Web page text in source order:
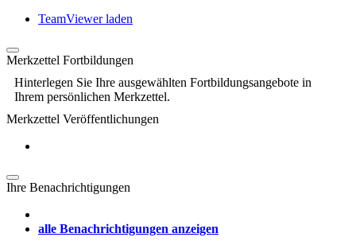
TeamViewer laden
Merkzettel Fortbildungen
Hinterlegen Sie Ihre ausgewählten Fortbildungsangebote in
Ihrem persönlichen Merkzettel.
Merkzettel Veröffentlichungen
Ihre Benachrichtigungen
alle Benachrichtigungen anzeigen